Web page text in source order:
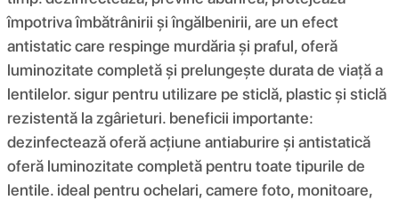
împotriva îmbătrânirii și îngălbenirii, are un efect
antistatic care respinge murdăria și praful, oferă
luminozitate completă și prelungește durata de viață a
lentilelor. sigur pentru utilizare pe sticlă, plastic și sticlă
rezistentă la zgârieturi. beneficii importante:
dezinfectează oferă acțiune antiaburire și antistatică
oferă luminozitate completă pentru toate tipurile de
lentile. ideal pentru ochelari, camere foto, monitoare,